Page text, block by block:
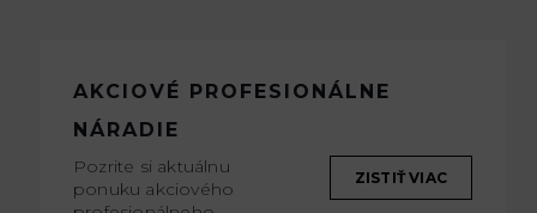
AKCIOVÉ PROFESIONÁLNE
NÁRADIE
Pozrite si aktuálnu
ponuku akciového
ZISTIŤ VIAC